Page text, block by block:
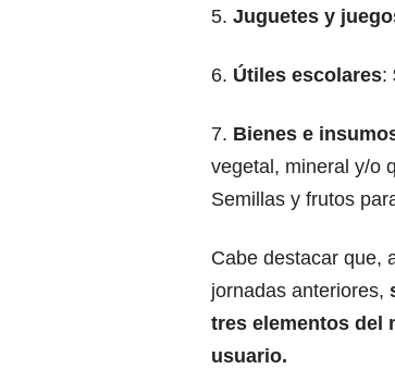
5. Juguetes y
6. Útiles escolares:
7. Bienes e
vegetal, mineral y/o
Semillas y frutos
Cabe destacar que,
jornadas anteriores,
tres elementos del
usuario.